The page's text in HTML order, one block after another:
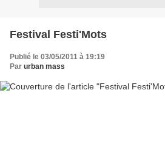
Festival Festi'Mots
Publié le 03/05/2011 à 19:19
Par urban mass